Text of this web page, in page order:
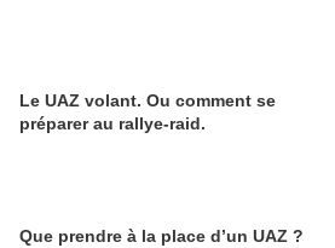
Le UAZ volant. Ou comment se
préparer au rallye-raid.
Que prendre à la place d’un UAZ ?